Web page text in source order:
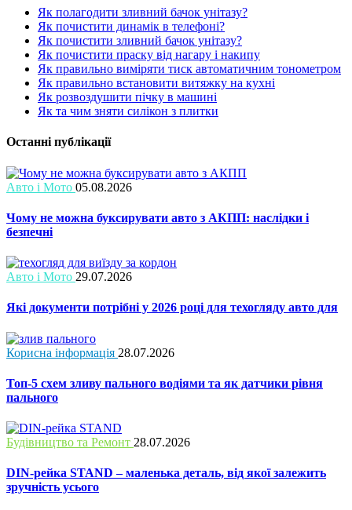
Як полагодити зливний бачок унітазу?
Як почистити динамік в телефоні?
Як почистити зливний бачок унітазу?
Як почистити праску від нагару і накипу
Як правильно виміряти тиск автоматичним тонометром
Як правильно встановити витяжку на кухні
Як розвоздушити пічку в машині
Як та чим зняти силікон з плитки
Останні публікації
Авто і Мото 05.08.2026
Чому не можна буксирувати авто з АКПП: наслідки і
безпечні
Авто і Мото 29.07.2026
Які документи потрібні у 2026 році для техогляду авто для
Корисна інформація 28.07.2026
Топ-5 схем зливу пального водіями та як датчики рівня
пального
Будівництво та Ремонт 28.07.2026
DIN-рейка STAND – маленька деталь, від якої залежить
зручність усього